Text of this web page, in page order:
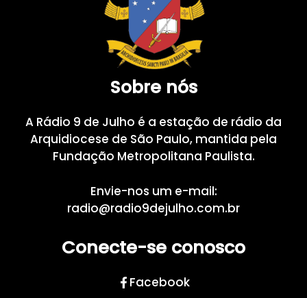
Sobre nós
A Rádio 9 de Julho é a estação de rádio da
Arquidiocese de São Paulo, mantida pela
Fundação Metropolitana Paulista.
Envie-nos um e-mail:
radio@radio9dejulho.com.br
Conecte-se conosco
Facebook